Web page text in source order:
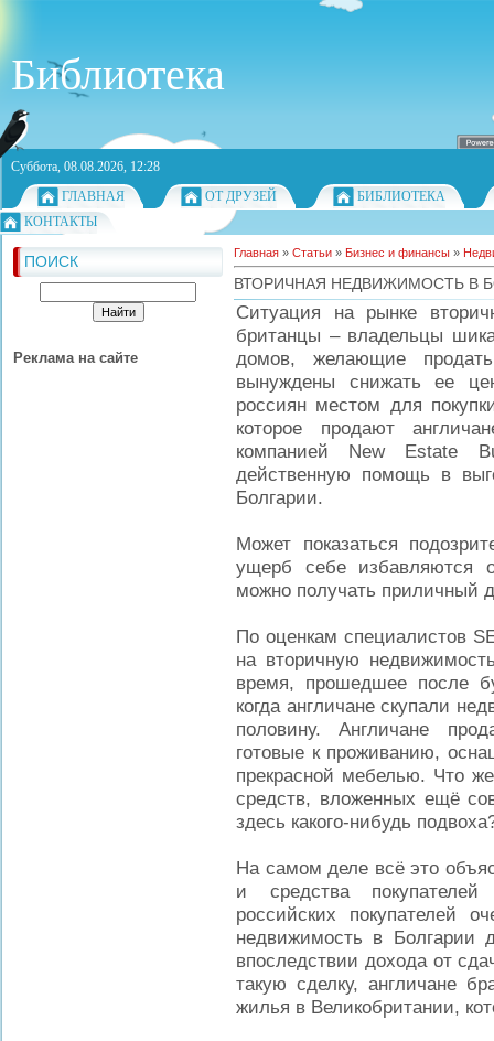
Библиотека
Суббота, 08.08.2026, 12:28
ГЛАВНАЯ
ОТ ДРУЗЕЙ
БИБЛИОТЕКА
КОНТАКТЫ
ПОИСК
Реклама на сайте
Главная » Статьи » Бизнес и финансы »
ВТОРИЧНАЯ НЕДВИЖИМОСТЬ В
Ситуация на рынке
британцы – владельцы
домов, желающие
вынуждены снижать ее
россиян местом для
которое продают
компанией New Estate
действенную помощь в
Болгарии.
Может показаться
ущерб себе избавляются
можно получать приличный
По оценкам специалистов
на вторичную
время, прошедшее после
когда англичане скупали
половину. Англичане
готовые к проживанию,
прекрасной мебелью. Что
средств, вложенных ещё
здесь какого-нибудь
На самом деле всё это
и средства
российских покупателей
недвижимость в Болгарии
впоследствии дохода от
такую сделку, англичане
жилья в Великобритании,